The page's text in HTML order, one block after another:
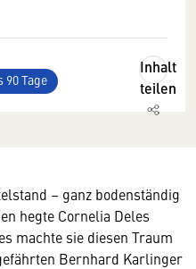
Tage
Inhalt
teilen
– ganz bodenständig
hegte Cornelia Deles
machte sie diesen Traum
Bernhard Karlinger